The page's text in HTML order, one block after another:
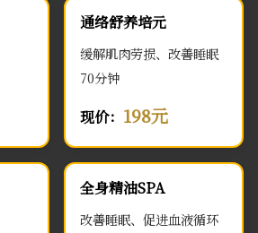
通络舒养培元
缓解肌肉劳损、改善睡眠
70分钟
现价： 198元
全身精油SPA
改善睡眠、促进血液循环